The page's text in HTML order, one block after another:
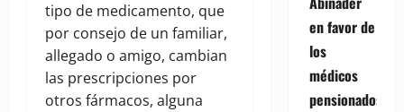
tipo de medicamento, que
por consejo de un familiar,
allegado o amigo, cambian
las prescripciones por
otros fármacos, alguna
en favor de
los
médicos
pensionados